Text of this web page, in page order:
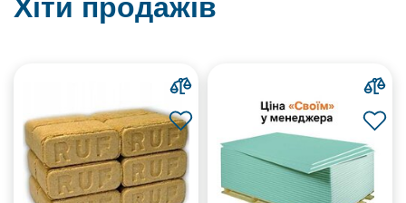
Хіти продажів